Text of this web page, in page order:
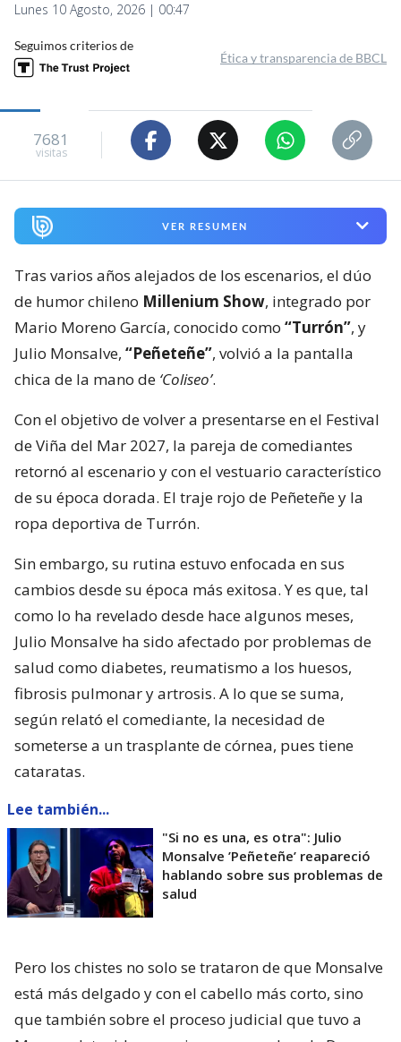
Lunes 10 Agosto, 2026 | 00:47
Seguimos criterios de
Ética y transparencia de BBCL
7681
visitas
VER RESUMEN
Tras varios años alejados de los escenarios, el dúo
de humor chileno Millenium Show, integrado por
Mario Moreno García, conocido como “Turrón”, y
Julio Monsalve, “Peñeteñe”, volvió a la pantalla
chica de la mano de ‘Coliseo’.
Con el objetivo de volver a presentarse en el Festival
de Viña del Mar 2027, la pareja de comediantes
retornó al escenario y con el vestuario característico
de su época dorada. El traje rojo de Peñeteñe y la
ropa deportiva de Turrón.
Sin embargo, su rutina estuvo enfocada en sus
cambios desde su época más exitosa. Y es que, tal
como lo ha revelado desde hace algunos meses,
Julio Monsalve ha sido afectado por problemas de
salud como diabetes, reumatismo a los huesos,
fibrosis pulmonar y artrosis. A lo que se suma,
según relató el comediante, la necesidad de
someterse a un trasplante de córnea, pues tiene
cataratas.
Lee también...
"Si no es una, es otra": Julio
Monsalve ’Peñeteñe’ reapareció
hablando sobre sus problemas de
salud
Pero los chistes no solo se trataron de que Monsalve
está más delgado y con el cabello más corto, sino
que también sobre el proceso judicial que tuvo a